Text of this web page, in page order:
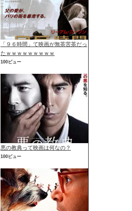
「９６時間」て映画が無茶苦茶だっ
たｗｗｗｗｗｗｗｗｗ
100ビュー
悪の教典って映画は何なの？
100ビュー